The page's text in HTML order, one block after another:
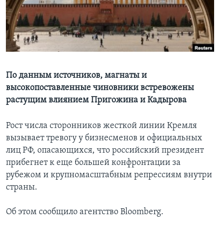
Learning English
СОЦИАЛЬНЫЕ СЕТИ
Языки
По данным источников, магнаты и
высокопоставленные чиновники встревожены
растущим влиянием Пригожина и Кадырова
Рост числа сторонников жесткой линии Кремля
вызывает тревогу у бизнесменов и официальных
лиц РФ, опасающихся, что российский президент
прибегнет к еще большей конфронтации за
рубежом и крупномасштабным репрессиям внутри
страны.
Об этом сообщило агентство Bloomberg.